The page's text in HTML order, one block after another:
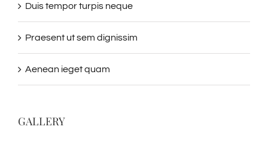
Duis tempor turpis neque
Praesent ut sem dignissim
Aenean ieget quam
GALLERY